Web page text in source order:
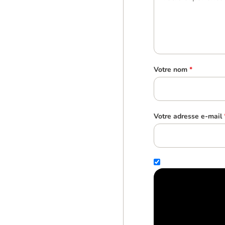
Votre nom *
Votre adresse e-mail